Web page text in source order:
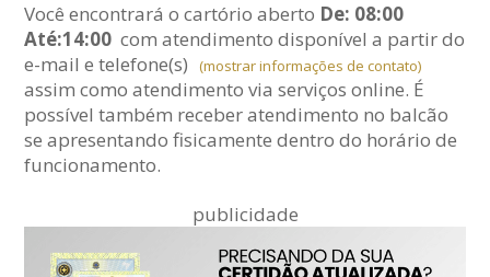
Você encontrará o cartório aberto De: 08:00
Até:14:00 com atendimento disponível a partir do
e-maile telefone(s) (mostrar informações de contato)
assim como atendimento via serviços online. É
possível também receber atendimento no balcão
se apresentando fisicamente dentro do horário de
funcionamento.
publicidade